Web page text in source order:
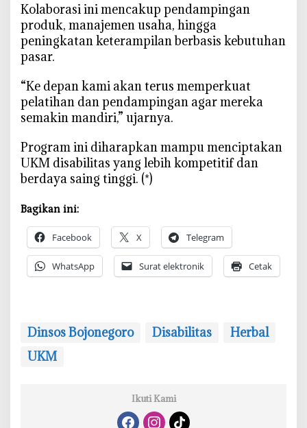
‎Kolaborasi ini mencakup pendampingan
produk, manajemen usaha, hingga
peningkatan keterampilan berbasis kebutuhan
pasar.
‎“Ke depan kami akan terus memperkuat
pelatihan dan pendampingan agar mereka
semakin mandiri,” ujarnya.
‎Program ini diharapkan mampu menciptakan
UKM disabilitas yang lebih kompetitif dan
berdaya saing tinggi. (*)
Bagikan ini:
Facebook X Telegram
WhatsApp Surat elektronik Cetak
Dinsos Bojonegoro Disabilitas
Herbal
UKM
Ikuti Kami